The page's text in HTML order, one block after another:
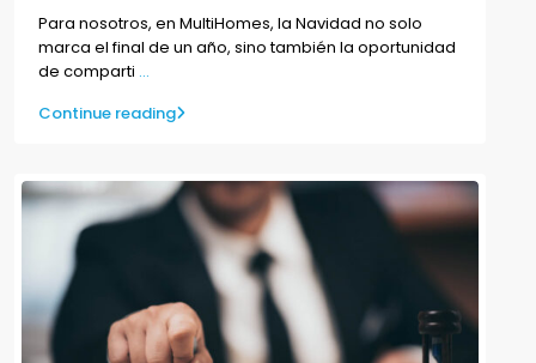
Para nosotros, en MultiHomes, la Navidad no solo
marca el final de un año, sino también la oportunidad
de comparti ...
Continue reading